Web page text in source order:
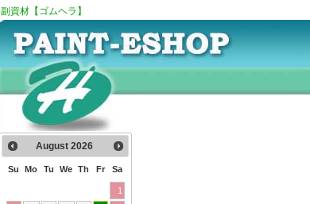
副資材【ゴムヘラ】
August 2026
Su Mo Tu We Th Fr Sa
1